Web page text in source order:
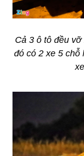
Cả 3 ô tô đều
đó có 2 xe 5 chỗ